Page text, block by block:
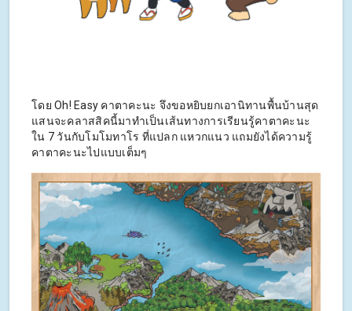
โดย Oh! Easy คาตาคะนะ จึงขอหยิบยกเอานิทานพื้นบ้านสุด
แสนจะคลาสสิคนี้มาทำเป็นเส้นทางการเรียนรู้คาตาคะนะ
ใน 7 วันกับโมโมทาโร ที่แปลก แหวกแนว แถมยังได้ความรู้
คาตาคะนะไปแบบเต็มๆ